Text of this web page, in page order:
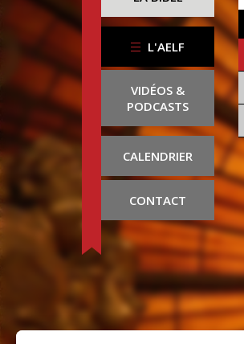
L'AELF
VIDÉOS &
PODCASTS
CALENDRIER
CONTACT